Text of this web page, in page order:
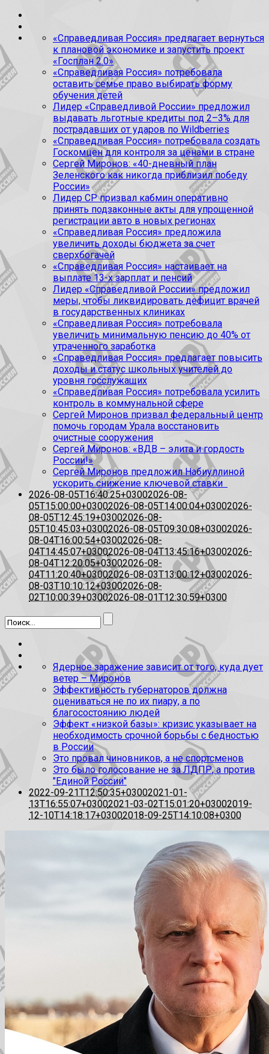
«Справедливая Россия» предлагает вернуться
к плановой экономике и запустить проект
«Госплан 2.0»
«Справедливая Россия» потребовала
оставить семье право выбирать форму
обучения детей
Лидер «Справедливой России» предложил
выдавать льготные кредиты под 2–3% для
пострадавших от ударов по Wildberries
«Справедливая Россия» потребовала создать
Госкомцен для контроля за ценами в стране
Сергей Миронов: «40-дневный план
Зеленского как никогда приблизил победу
России»
Лидер СР призвал кабмин оперативно
принять подзаконные акты для упрощенной
регистрации авто в новых регионах
«Справедливая Россия» предложила
увеличить доходы бюджета за счет
сверхбогачей
«Справедливая Россия» настаивает на
выплате 13-х зарплат и пенсий
Лидер «Справедливой России» предложил
меры, чтобы ликвидировать дефицит врачей
в государственных клиниках
«Справедливая Россия» потребовала
увеличить минимальную пенсию до 40% от
утраченного заработка
«Справедливая Россия» предлагает повысить
доходы и статус школьных учителей до
уровня госслужащих
«Справедливая Россия» потребовала усилить
контроль в коммунальной сфере
Сергей Миронов призвал федеральный центр
помочь городам Урала восстановить
очистные сооружения
Сергей Миронов: «ВДВ – элита и гордость
России!»
Сергей Миронов предложил Набиуллиной
ускорить снижение ключевой ставки
2026-08-05T16:40:25+03002026-08-
05T15:00:00+03002026-08-05T14:00:04+03002026-
08-05T12:45:19+03002026-08-
05T10:45:03+03002026-08-05T09:30:08+03002026-
08-04T16:00:54+03002026-08-
04T14:45:07+03002026-08-04T13:45:16+03002026-
08-04T12:20:05+03002026-08-
04T11:20:40+03002026-08-03T13:00:12+03002026-
08-03T10:10:12+03002026-08-
02T10:00:39+03002026-08-01T12:30:59+0300
Ядерное заражение зависит от того, куда дует
ветер – Миронов
Эффективность губернаторов должна
оцениваться не по их пиару, а по
благосостоянию людей
Эффект «низкой базы»: кризис указывает на
необходимость срочной борьбы с бедностью
в России
Это провал чиновников, а не спортсменов
Это было голосование не за ЛДПР, а против
"Единой России"
2022-09-21T12:50:35+03002021-01-
13T16:55:07+03002021-03-02T15:01:20+03002019-
12-10T14:18:17+03002018-09-25T14:10:08+0300